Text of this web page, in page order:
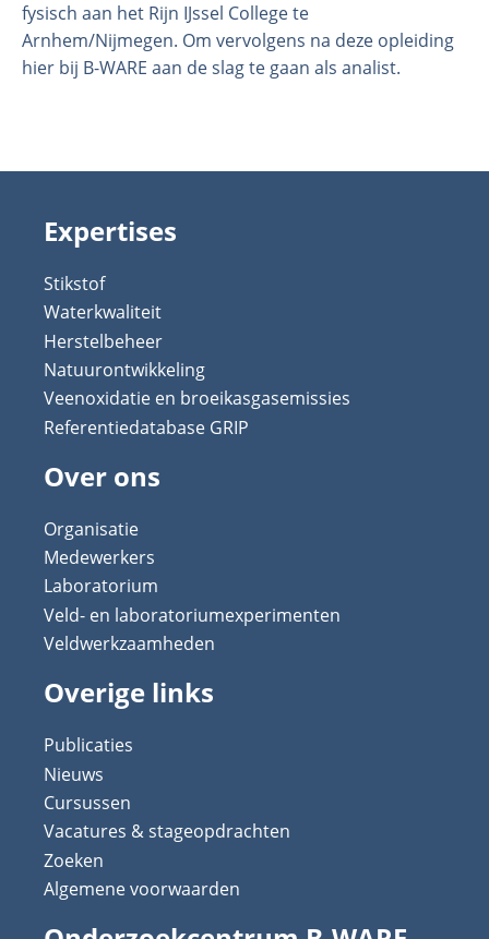
fysisch aan het Rijn IJssel College te
Arnhem/Nijmegen. Om vervolgens na deze opleiding
hier bij B-WARE aan de slag te gaan als analist.
Expertises
Stikstof
Waterkwaliteit
Herstelbeheer
Natuurontwikkeling
Veenoxidatie en broeikasgasemissies
Referentiedatabase GRIP
Over ons
Organisatie
Medewerkers
Laboratorium
Veld- en laboratoriumexperimenten
Veldwerkzaamheden
Overige links
Publicaties
Nieuws
Cursussen
Vacatures & stageopdrachten
Zoeken
Algemene voorwaarden